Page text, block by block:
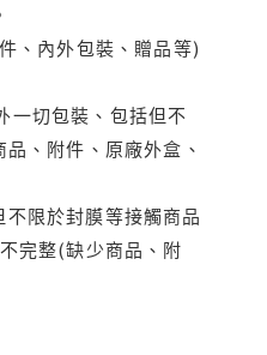
、內外包裝、贈品等)
一切包裝、包括但不
、附件、原廠外盒、
限於封膜等接觸商品
完整(缺少商品、附